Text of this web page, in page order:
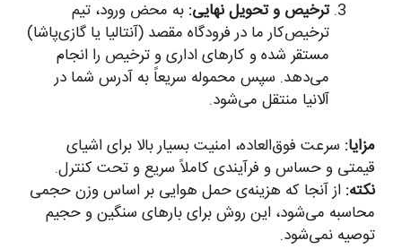
ترخیص و تحویل نهایی: به محض ورود، تیم
ترخیص‌کار ما در فرودگاه مقصد (آنتالیا یا گازی‌پاشا)
مستقر شده و کارهای اداری و ترخیص را انجام
می‌دهد. سپس محموله سریعاً به آدرس شما در
آلانیا منتقل می‌شود.
مزایا: سرعت فوق‌العاده، امنیت بسیار بالا برای اشیای
قیمتی و حساس و فرآیندی کاملاً سریع و تحت کنترل.
نکته: از آنجا که هزینه‌ی حمل هوایی بر اساس وزن حجمی
محاسبه می‌شود، این روش برای بارهای سنگین و حجیم
توصیه نمی‌شود.